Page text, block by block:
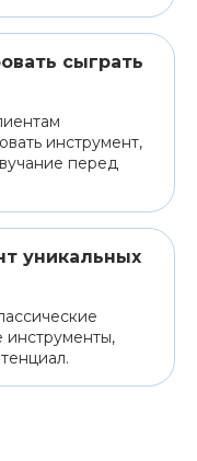
сыграть
инструмент,
перед
уникальных